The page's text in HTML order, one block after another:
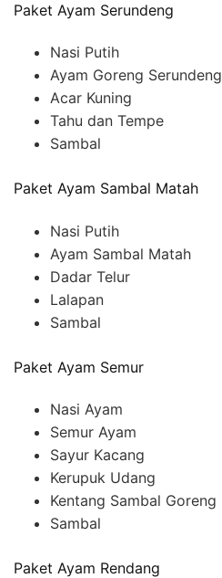
Paket Ayam Serundeng
Nasi Putih
Ayam Goreng Serundeng
Acar Kuning
Tahu dan Tempe
Sambal
Paket Ayam Sambal Matah
Nasi Putih
Ayam Sambal Matah
Dadar Telur
Lalapan
Sambal
Paket Ayam Semur
Nasi Ayam
Semur Ayam
Sayur Kacang
Kerupuk Udang
Kentang Sambal Goreng
Sambal
Paket Ayam Rendang